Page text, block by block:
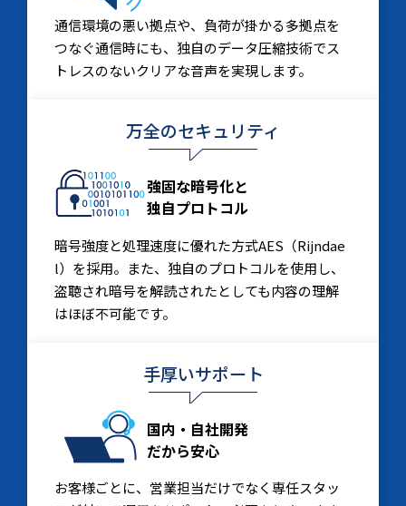
通信環境の悪い拠点や、負荷が掛かる多拠点を
つなぐ通信時にも、独自のデータ圧縮技術でス
トレスのないクリアな音声を実現します。
万全のセキュリティ
強固な暗号化と
独自プロトコル
暗号強度と処理速度に優れた方式AES（Rijndae
l）を採用。また、独自のプロトコルを使用し、
盗聴され暗号を解読されたとしても内容の理解
はほぼ不可能です。
手厚いサポート
国内・自社開発
だから安心
お客様ごとに、営業担当だけでなく専任スタッ